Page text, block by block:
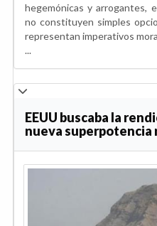
hegemónicas y arrogantes,
no constituyen simples
representan imperativos
...
EEUU buscaba la
nueva superpotencia